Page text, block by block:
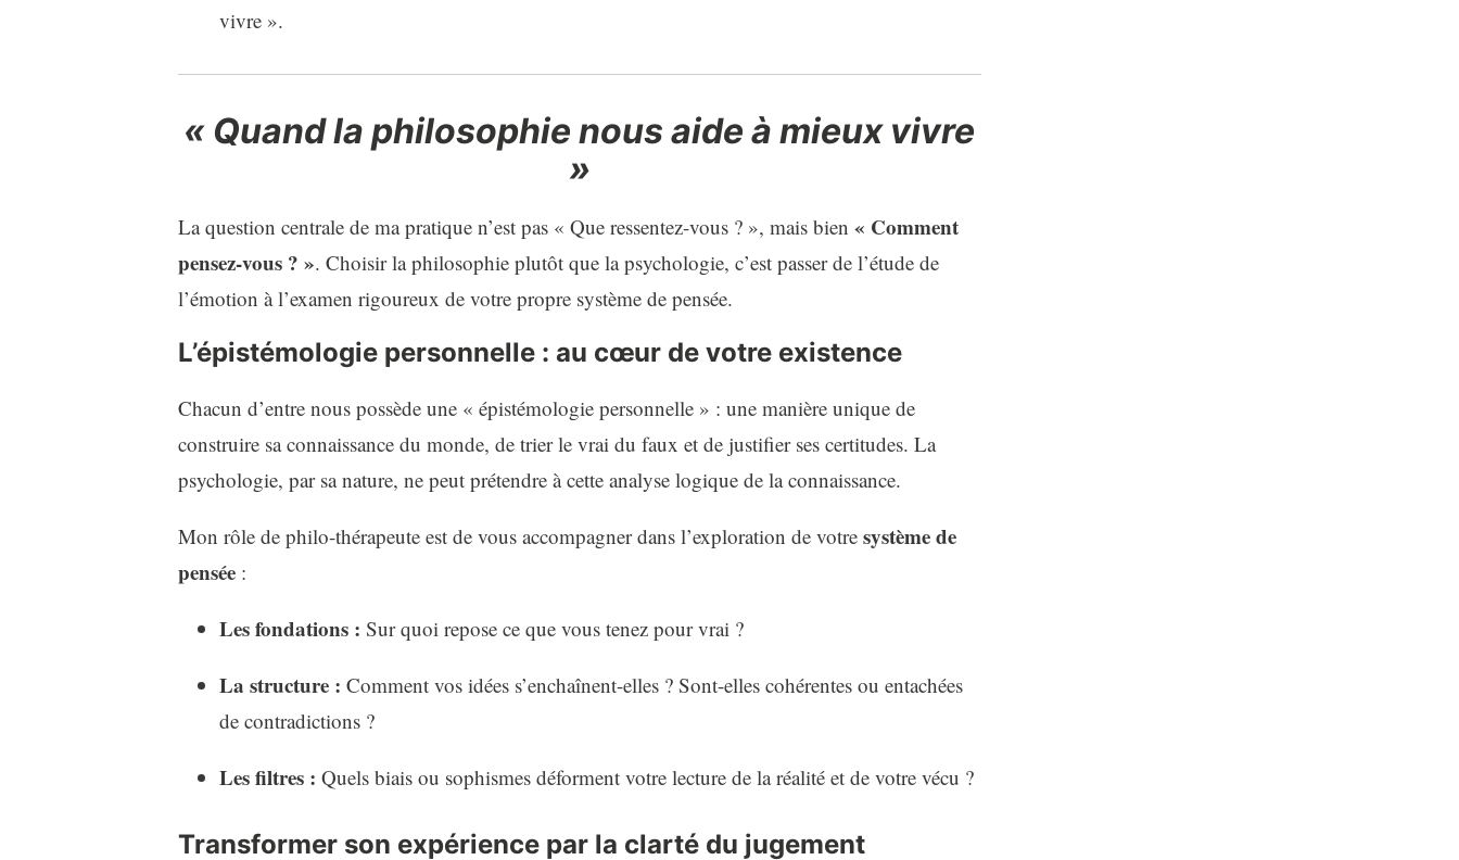
vivre ».
« Quand la philosophie nous aide à mieux vivre
»
La question centrale de ma pratique n’est pas « Que ressentez-vous ? », mais bien « Comment
pensez-vous ? ». Choisir la philosophie plutôt que la psychologie, c’est passer de l’étude de
l’émotion à l’examen rigoureux de votre propre système de pensée.
L’épistémologie personnelle : au cœur de votre existence
Chacun d’entre nous possède une « épistémologie personnelle » : une manière unique de
construire sa connaissance du monde, de trier le vrai du faux et de justifier ses certitudes. La
psychologie, par sa nature, ne peut prétendre à cette analyse logique de la connaissance.
Mon rôle de philo-thérapeute est de vous accompagner dans l’exploration de votre système de
pensée:
Les fondations : Sur quoi repose ce que vous tenez pour vrai ?
La structure : Comment vos idées s’enchaînent-elles ? Sont-elles cohérentes ou entachées
de contradictions ?
Les filtres : Quels biais ou sophismes déforment votre lecture de la réalité et de votre vécu ?
Transformer son expérience par la clarté du jugement